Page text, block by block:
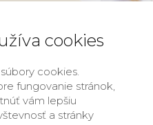
sa
cookies
cookies.
fungovanie stránok,
vám lepšiu
a stránky